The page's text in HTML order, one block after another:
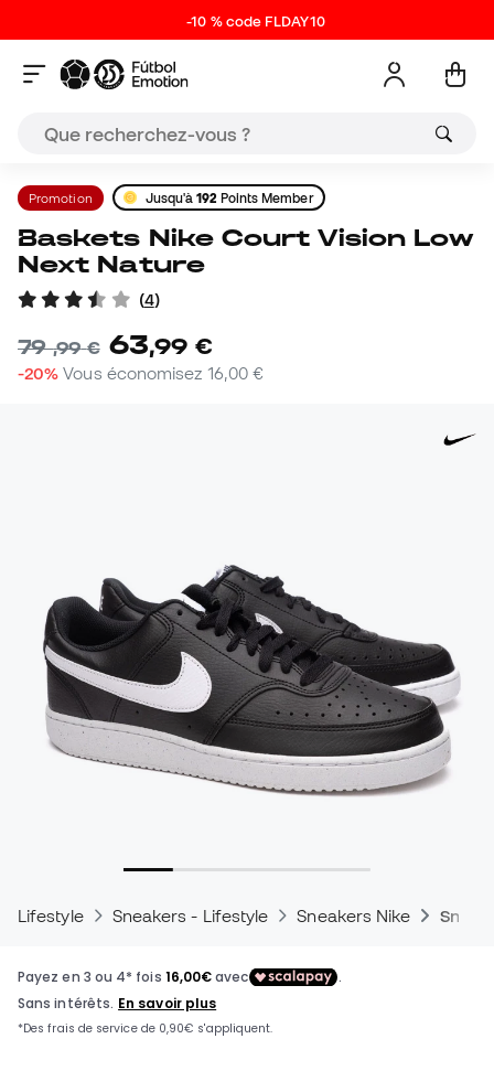
-10 % code FLDAY10
Promotion Jusqu'à192 Points Member
Baskets Nike Court Vision Low
Next Nature
(4)
79,99 € 63,99 €
-20% Vous économisez 16,00 €
Lifestyle Sneakers - Lifestyle Sneakers Nike